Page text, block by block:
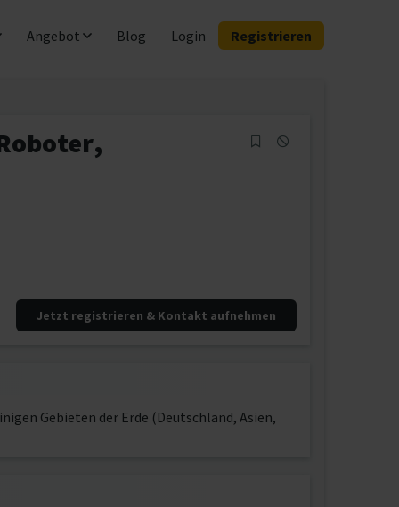
Angebot Blog Login Registrieren
Jetzt registrieren & Kontakt aufnehmen
Gebieten der Erde (Deutschland, Asien,